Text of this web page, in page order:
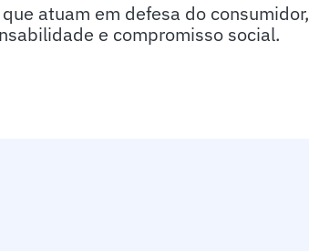
atuam em defesa do consumidor,
e compromisso social.